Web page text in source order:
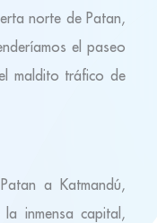
norte de Patan,
el paseo
maldito tráfico de
a Katmandú,
inmensa capital,